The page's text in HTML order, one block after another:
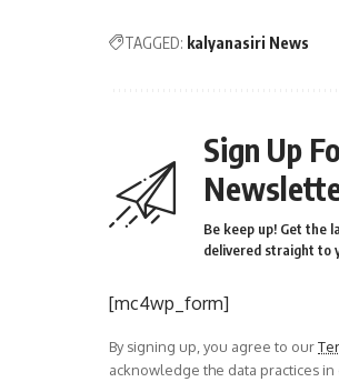
TAGGED: kalyanasiri News
Sign Up
Be keep up! Get the
delivered straight to
[mc4wp_form]
By signing up, you agree to our
acknowledge the data practices in